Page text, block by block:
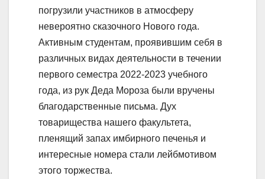
погрузили участников в атмосферу
невероятно сказочного Нового года.
Активным студентам, проявившим себя в
различных видах деятельности в течении
первого семестра 2022-2023 учебного
года, из рук Деда Мороза были вручены
благодарственные письма. Дух
товарищества нашего факультета,
пленящий запах имбирного печенья и
интересные номера стали лейбмотивом
этого торжества.